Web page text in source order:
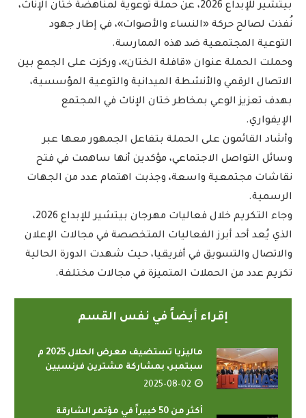
بيتشير للإبداع 2026، عن حملة توعوية لمناهضة ختان الإناث،
نُفذت لصالح حركة «النساء والأصوات»، في إطار جهود
التوعية المجتمعية ضد هذه الممارسة.
وحملت الحملة عنوان «قافلة الختان»، وركزت على الجمع بين
الاتصال الرقمي والأنشطة الميدانية والتوعية المؤسسية،
بهدف تعزيز الوعي بمخاطر ختان الإناث في المجتمع
الإيفواري.
وأشاد القائمون على الحملة بتفاعل الجمهور معها عبر
وسائل التواصل الاجتماعي، مؤكدين أنها ساهمت في فتح
نقاشات مجتمعية واسعة، وجذبت اهتمام عدد من الجهات
الرسمية.
وجاء التكريم خلال فعاليات مهرجان بيتشير للإبداع 2026،
الذي يُعد أحد أبرز الفعاليات المتخصصة في مجالات الإعلان
والاتصال والتسويق في أفريقيا، حيث شهدت الدورة الحالية
تكريم عدد من الحملات المتميزة في مجالات مختلفة.
إقراء أيضاً في نفس القسم
ماليزيا تستضيف معرض الحلال 2025 م
سبتمبر، بمشاركة مشترين فرنسيين
2025-08-02
أكثر من 50 خبيراً في مؤتمر الشارقة